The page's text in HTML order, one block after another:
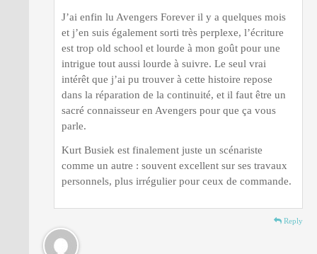
J’ai enfin lu Avengers Forever il y a quelques mois
et j’en suis également sorti très perplexe, l’écriture
est trop old school et lourde à mon goût pour une
intrigue tout aussi lourde à suivre. Le seul vrai
intérêt que j’ai pu trouver à cette histoire repose
dans la réparation de la continuité, et il faut être un
sacré connaisseur en Avengers pour que ça vous
parle.
Kurt Busiek est finalement juste un scénariste
comme un autre : souvent excellent sur ses travaux
personnels, plus irrégulier pour ceux de commande.
Reply